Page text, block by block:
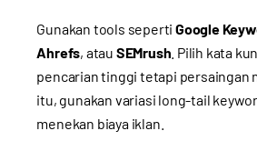
Gunakan tools seperti Google
Ahrefs, atau SEMrush . Pilih kata
pencarian tinggi tetapi persaingan
itu, gunakan variasi long-tail
menekan biaya iklan.